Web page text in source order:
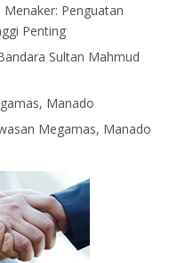
Penguatan
Penting
Sultan Mahmud
Manado
Megamas, Manado